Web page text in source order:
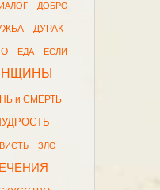
ДОБРО
ДУРАК
ЕДА ЕСЛИ
и СМЕРТЬ
ЗЛО